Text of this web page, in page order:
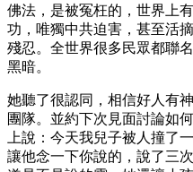
佛法，是被冤枉的，世界上
功，唯獨中共迫害，甚至活
殘忍。全世界很多民眾都聯
黑暗。
她聽了很認同，相信好人有
團隊。並約下次見面討論如
上說：今天我兒子被人撞了
讓他念一下你說的，說了三